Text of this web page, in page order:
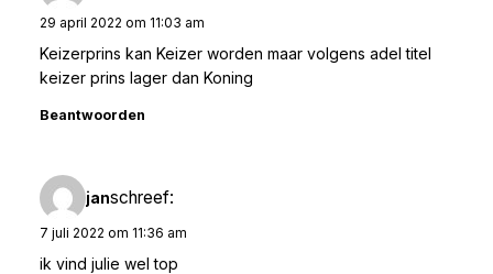
29 april 2022 om 11:03 am
Keizerprins kan Keizer worden maar volgens adel titel
keizer prins lager dan Koning
Beantwoorden
janschreef:
7 juli 2022 om 11:36 am
ik vind julie wel top